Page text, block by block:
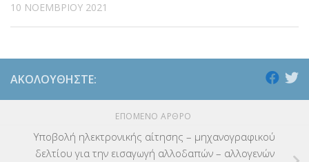
10 ΝΟΕΜΒΡΊΟΥ 2021
ΑΚΟΛΟΥΘΉΣΤΕ:
ΕΠΌΜΕΝΟ ΆΡΘΡΟ
Υποβολή ηλεκτρονικής αίτησης – μηχανογραφικού
δελτίου για την εισαγωγή αλλοδαπών – αλλογενών